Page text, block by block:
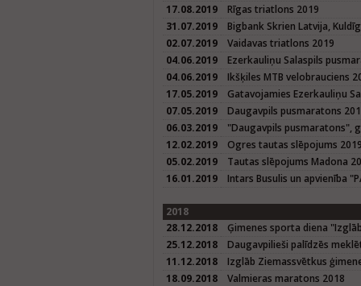
17.08.2019
Rīgas triatlons 2019
31.07.2019
Bigbank Skrien Latvija,
02.07.2019
Vaidavas triatlons 2019
04.06.2019
Ezerkauliņu Salaspils
04.06.2019
Ikšķiles MTB velobrauciens
17.05.2019
Gatavojamies Ezerkauliņu
07.05.2019
Daugavpils pusmaratons
06.03.2019
"Daugavpils pusmaratons",
12.02.2019
Ogres tautas slēpojums
05.02.2019
Tautas slēpojums Madona
16.01.2019
Intars Busulis un apvienība
2018
28.12.2018
Ģimenes sporta diena
25.12.2018
Daugavpilieši palīdzēs
11.12.2018
Izglāb Ziemassvētkus
18.09.2018
Valmieras maratons 2018